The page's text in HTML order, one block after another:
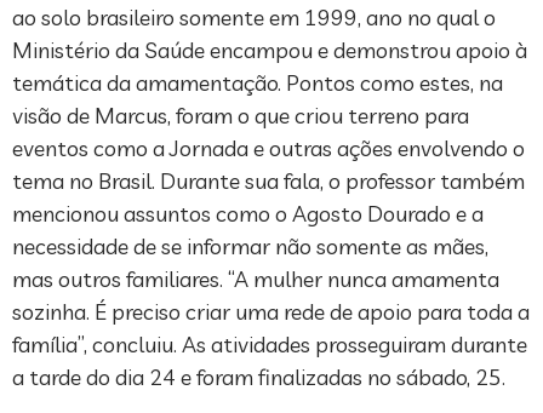
ao solo brasileiro somente em 1999, ano no qual o
Ministério da Saúde encampou e demonstrou apoio à
temática da amamentação. Pontos como estes, na
visão de Marcus, foram o que criou terreno para
eventos como a Jornada e outras ações envolvendo o
tema no Brasil. Durante sua fala, o professor também
mencionou assuntos como o Agosto Dourado e a
necessidade de se informar não somente as mães,
mas outros familiares. “A mulher nunca amamenta
sozinha. É preciso criar uma rede de apoio para toda a
família”, concluiu. As atividades prosseguiram durante
a tarde do dia 24 e foram finalizadas no sábado, 25.